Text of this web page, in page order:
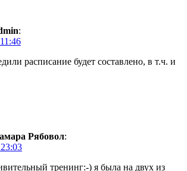
:
расписание будет составлено, в т.ч. и
Рябовол:
тренинг:-) я была на двух из